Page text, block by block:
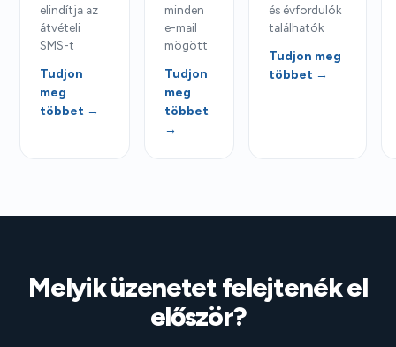
elindítja az
átvételi
SMS-t
Tudjon
meg
többet →
minden
e-mail
mögött
Tudjon
meg
többet
→
és évfordulók
találhatók
Tudjon meg
többet →
Melyik üzenetet felejtenék el
először?